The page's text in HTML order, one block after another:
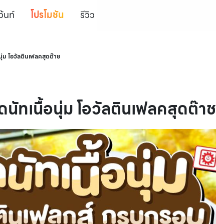
นท์ โปรโมชัน รีวิว
ม โอวัลตินเฟลคสุดต๊าช
นัทเนื้อนุ่ม โอวัลตินเฟลคสุดต๊าช